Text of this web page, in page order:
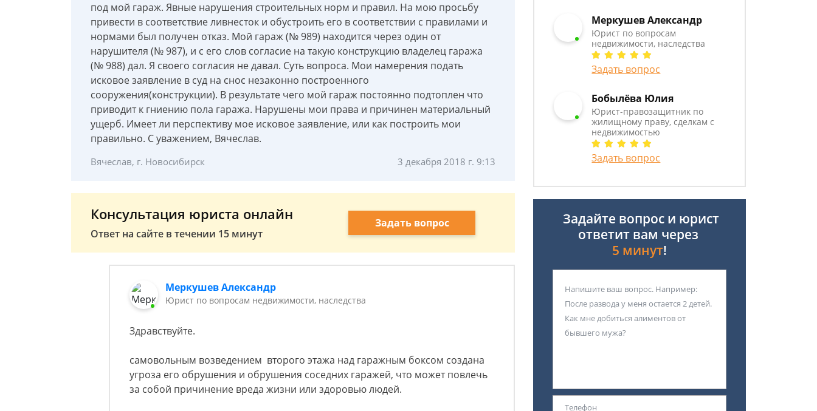
под мой гараж. Явные нарушения строительных норм и правил. На мою просьбу
привести в соответствие ливнесток и обустроить его в соответствии с правилами и
нормами был получен отказ. Мой гараж (№ 989) находится через один от
нарушителя (№ 987), и с его слов согласие на такую конструкцию владелец гаража
(№ 988) дал. Я своего согласия не давал. Суть вопроса. Мои намерения подать
исковое заявление в суд на снос незаконно построенного
сооружения(конструкции). В результате чего мой гараж постоянно подтоплен что
приводит к гниению пола гаража. Нарушены мои права и причинен материальный
ущерб. Имеет ли перспективу мое исковое заявление, или как построить мои
правильно. С уважением, Вячеслав.
Вячеслав, г. Новосибирск 3 декабря 2018 г. 9:13
Консультация юриста онлайн
Ответ на сайте в течении 15 минут
Задать вопрос
Меркушев Александр
Юрист по вопросам недвижимости, наследства
Здравствуйте.
самовольным возведением второго этажа над гаражным боксом создана
угроза его обрушения и обрушения соседних гаражей, что может повлечь
за собой причинение вреда жизни или здоровью людей.
Меркушев Александр
Юрист по вопросам
недвижимости, наследства
Задать вопрос
Бобылёва Юлия
Юрист-правозащитник по
жилищному праву, сделкам с
недвижимостью
Задать вопрос
Задайте вопрос и юрист
ответит вам через
5 минут!